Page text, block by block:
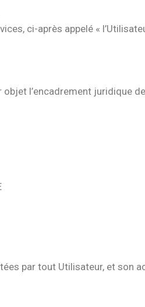
ci-après appelé «
l’encadrement juridique
par tout Utilisateur, et son